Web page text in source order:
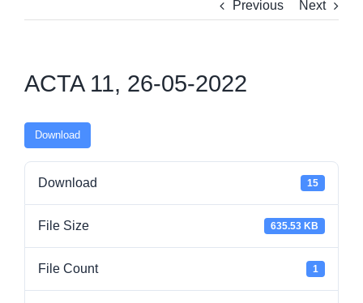
Previous Next
ACTA 11, 26-05-2022
Download
Download 15
File Size 635.53 KB
File Count 1